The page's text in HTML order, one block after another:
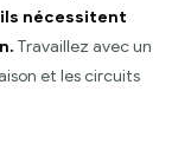
nécessitent
Travaillez avec un
et les circuits